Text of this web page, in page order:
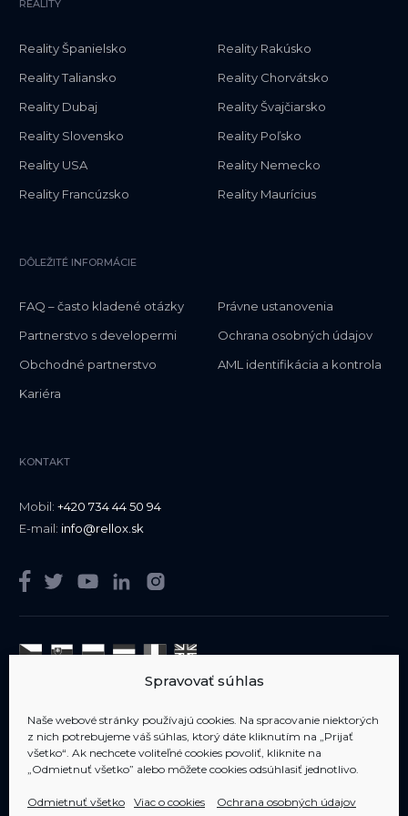
Spravovať súhlas
Naše webové stránky používajú cookies. Na spracovanie niektorých
z nich potrebujeme váš súhlas, ktorý dáte kliknutím na „Prijať
všetko“. Ak nechcete voliteľné cookies povoliť, kliknite na
„Odmietnuť všetko” alebo môžete cookies odsúhlasiť jednotlivo.
Odmietnuť všetko Viac o cookies Ochrana osobných údajov
REALITY
Reality Španielsko
Reality Taliansko
Reality Dubaj
Reality Slovensko
Reality USA
Reality Francúzsko
Reality Rakúsko
Reality Chorvátsko
Reality Švajčiarsko
Reality Poľsko
Reality Nemecko
Reality Maurícius
DÔLEŽITÉ INFORMÁCIE
FAQ – často kladené otázky
Partnerstvo s developermi
Obchodné partnerstvo
Kariéra
Právne ustanovenia
Ochrana osobných údajov
AML identifikácia a kontrola
KONTAKT
Mobil: +420 734 44 50 94
E-mail: info@rellox.sk